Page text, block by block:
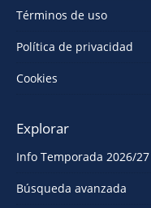
Términos de uso
Política de privacidad
Cookies
Explorar
Info Temporada 2026/27
Búsqueda avanzada